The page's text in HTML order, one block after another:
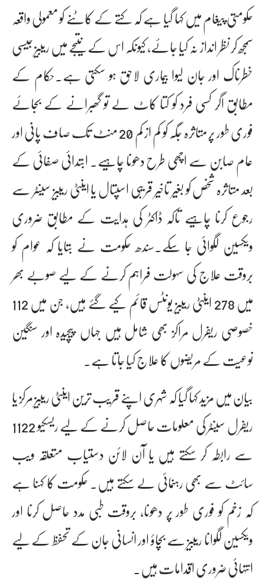
حکومتی پیغام میں کہا گیا ہے کہ کتے کے کاٹنے کو معمولی واقعہ
سمجھ کر نظر انداز نہ کیا جائے، کیونکہ اس کے نتیجے میں ریبیز جیسی
خطرناک اور جان لیوا بیماری لاحق ہو سکتی ہے۔حکام کے
مطابق اگر کسی فرد کو کتا کاٹ لے تو گھبرانے کے بجائے
فوری طور پر متاثرہ جگہ کو کم از کم 20 منٹ تک صاف پانی اور
عام صابن سے اچھی طرح دھونا چاہیے۔ ابتدائی صفائی کے
بعد متاثرہ شخص کو بغیر تاخیر قریبی اسپتال یا اینٹی ریبیز سینٹر سے
رجوع کرنا چاہیے تاکہ ڈاکٹر کی ہدایت کے مطابق ضروری
ویکسین لگوائی جا سکے۔سندھ حکومت نے بتایا کہ عوام کو
بروقت علاج کی سہولت فراہم کرنے کے لیے صوبے بھر
میں 278 اینٹی ریبیز یونٹس قائم کیے گئے ہیں، جن میں 112
خصوصی ریفرل مراکز بھی شامل ہیں جہاں پیچیدہ اور سنگین
نوعیت کے مریضوں کا علاج کیا جاتا ہے۔
بیان میں مزید کہا گیا کہ شہری اپنے قریب ترین اینٹی ریبیز مرکز یا
ریفرل سینٹر کی معلومات حاصل کرنے کے لیے ریسکیو 1122
سے رابطہ کر سکتے ہیں یا آن لائن دستیاب متعلقہ ویب
سائٹ سے بھی رہنمائی لے سکتے ہیں۔ حکومت کا کہنا ہے
کہ زخم کو فوری طور پر دھونا، بروقت طبی مدد حاصل کرنا اور
ویکسین لگوانا ریبیز سے بچاؤ اور انسانی جان کے تحفظ کے لیے
انتہائی ضروری اقدامات ہیں۔